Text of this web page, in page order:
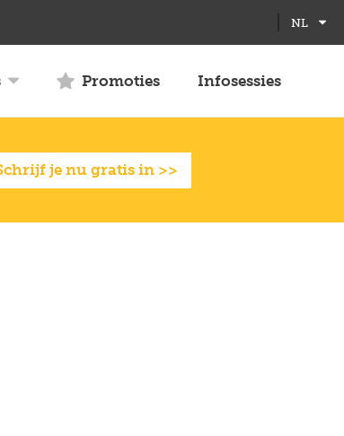
NL
Promoties Infosessies
je nu gratis in >>